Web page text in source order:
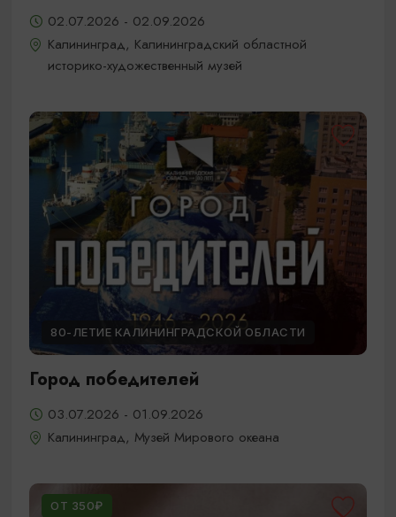
02.07.2026 - 02.09.2026
Калининград, Калининградский областной
историко-художественный музей
80-ЛЕТИЕ КАЛИНИНГРАДСКОЙ ОБЛАСТИ
Город победителей
03.07.2026 - 01.09.2026
Калининград, Музей Мирового океана
ОТ 350₽